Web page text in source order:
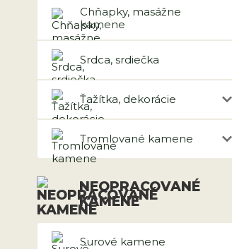
Chňapky, masážne
kamene
Srdca, srdiečka
Ťažítka, dekorácie
Tromlované kamene
NEOPRACOVANÉ
KAMENE
Surové kamene